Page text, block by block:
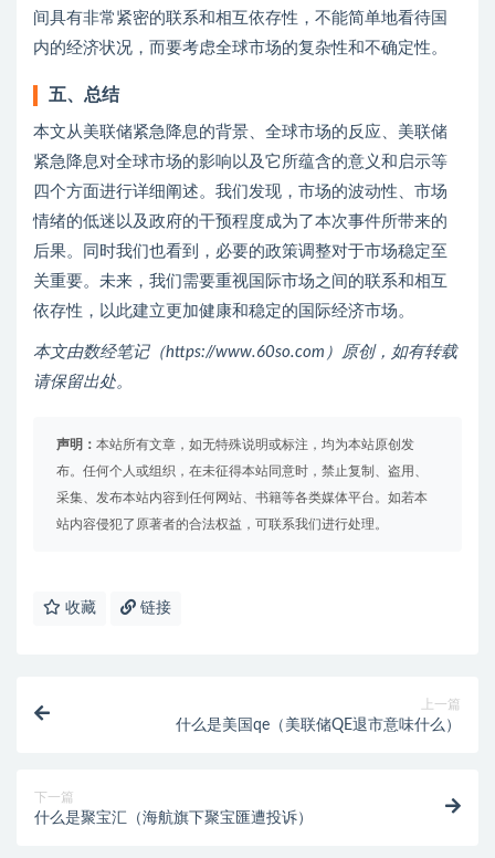
间具有非常紧密的联系和相互依存性，不能简单地看待国
内的经济状况，而要考虑全球市场的复杂性和不确定性。
五、总结
本文从美联储紧急降息的背景、全球市场的反应、美联储
紧急降息对全球市场的影响以及它所蕴含的意义和启示等
四个方面进行详细阐述。我们发现，市场的波动性、市场
情绪的低迷以及政府的干预程度成为了本次事件所带来的
后果。同时我们也看到，必要的政策调整对于市场稳定至
关重要。未来，我们需要重视国际市场之间的联系和相互
依存性，以此建立更加健康和稳定的国际经济市场。
本文由数经笔记（https://www.60so.com）原创，如有转载
请保留出处。
声明： 本站所有文章，如无特殊说明或标注，均为本站原创发
布。任何个人或组织，在未征得本站同意时，禁止复制、盗用、
采集、发布本站内容到任何网站、书籍等各类媒体平台。如若本
站内容侵犯了原著者的合法权益，可联系我们进行处理。
收藏 链接
上一篇
什么是美国qe（美联储QE退市意味什么）
下一篇
什么是聚宝汇（海航旗下聚宝匯遭投诉）